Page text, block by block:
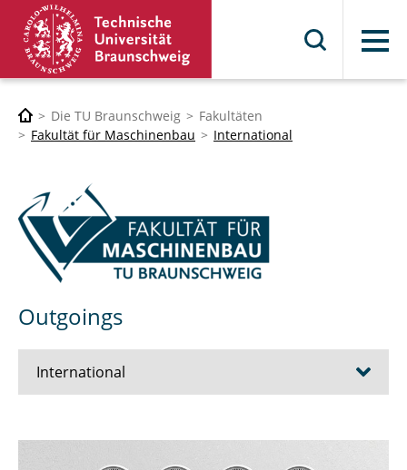
Menü
Die TU Braunschweig
Fakultäten
Fakultät für Maschinenbau
International
Outgoings
International